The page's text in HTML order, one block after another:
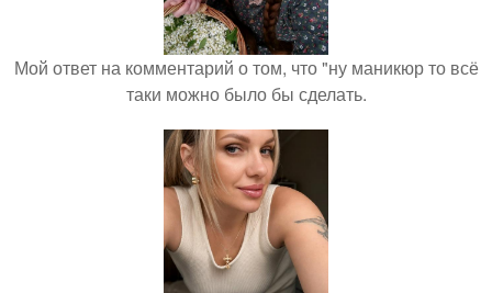
Мой ответ на комментарий о том, что "ну маникюр то всё
таки можно было бы сделать.